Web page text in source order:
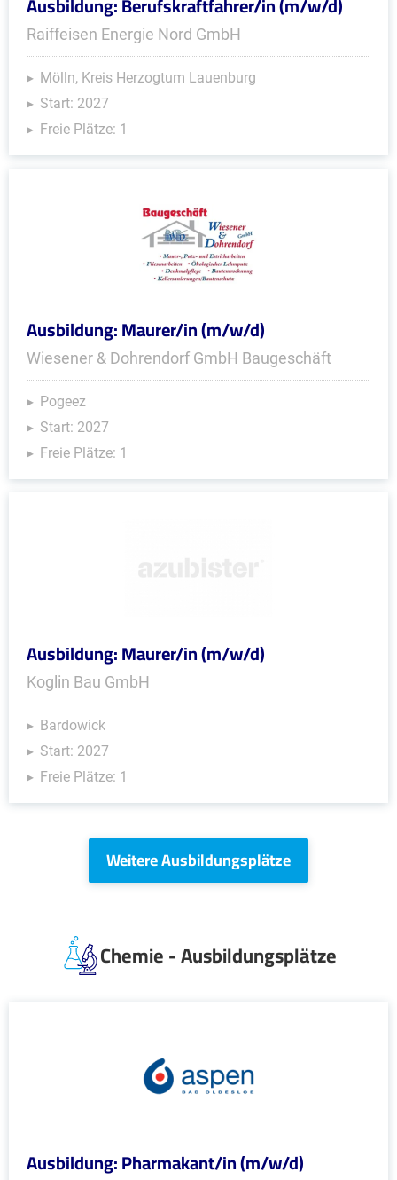
Raiffeisen Energie Nord GmbH
Mölln, Kreis Herzogtum Lauenburg
Start: 2027
Freie Plätze: 1
Ausbildung: Maurer/in (m/w/d)
Wiesener & Dohrendorf GmbH Baugeschäft
Pogeez
Start: 2027
Freie Plätze: 1
Ausbildung: Maurer/in (m/w/d)
Koglin Bau GmbH
Bardowick
Start: 2027
Freie Plätze: 1
Weitere Ausbildungsplätze
Chemie - Ausbildungsplätze
Ausbildung: Pharmakant/in (m/w/d)